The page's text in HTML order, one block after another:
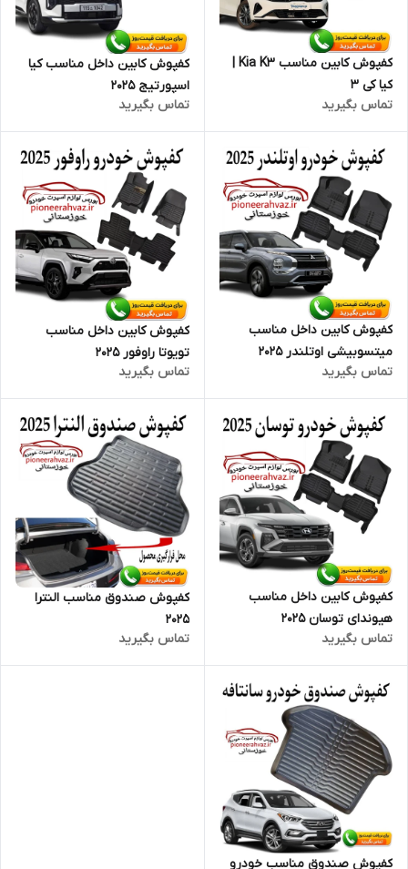
کفپوش کابین مناسب Kia K3 |
کیا کی 3
تماس بگیرید
کفپوش کابین داخل مناسب کیا
اسپورتیج 2025
تماس بگیرید
کفپوش کابین داخل مناسب
میتسوبیشی اوتلندر 2025
تماس بگیرید
کفپوش کابین داخل مناسب
تویوتا راوفور ۲۰۲۵
تماس بگیرید
کفپوش کابین داخل مناسب
هیوندای توسان 2025
تماس بگیرید
کفپوش صندوق مناسب النترا
2025
تماس بگیرید
کفپوش صندوق مناسب خودرو